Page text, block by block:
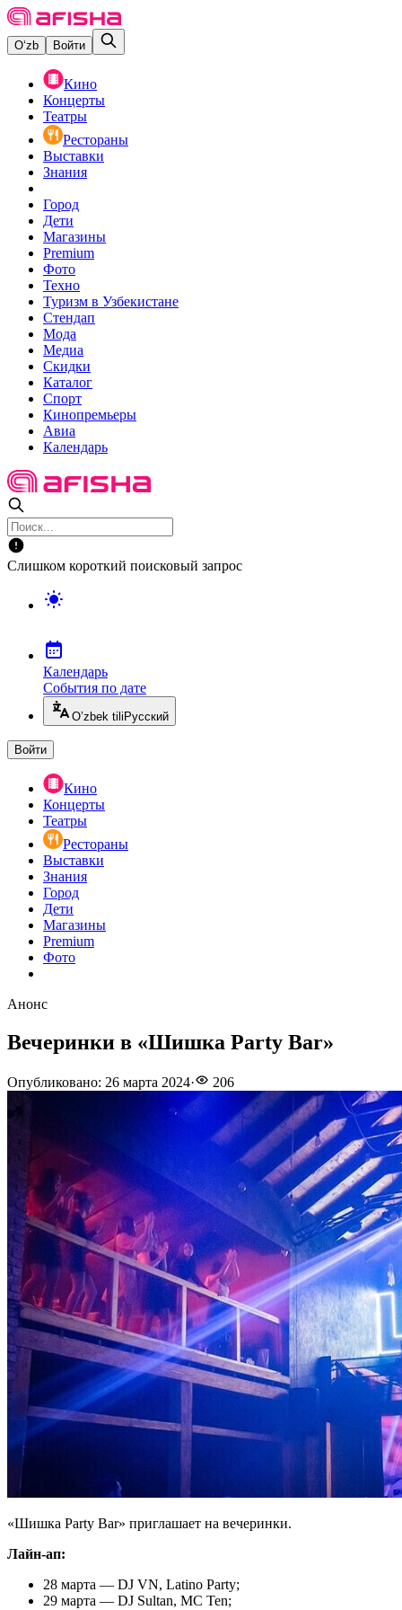
O‘zb Войти
Кино
Концерты
Театры
Рестораны
Выставки
Знания
Город
Дети
Магазины
Premium
Фото
Техно
Туризм в Узбекистане
Стендап
Мода
Медиа
Скидки
Каталог
Спорт
Кинопремьеры
Авиа
Календарь
Слишком короткий поисковый запрос
Календарь
События по дате
O’zbek tili Русский
Войти
Кино
Концерты
Театры
Рестораны
Выставки
Знания
Город
Дети
Магазины
Premium
Фото
Анонс
Вечеринки в «Шишка Party Bar»
Опубликовано: 26 марта 2024· 206
«Шишка Party Bar» приглашает на вечеринки.
Лайн-ап:
28 марта — DJ VN, Latino Party;
29 марта — DJ Sultan, MC Ten;